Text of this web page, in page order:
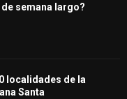
semana largo?
localidades de la
Santa